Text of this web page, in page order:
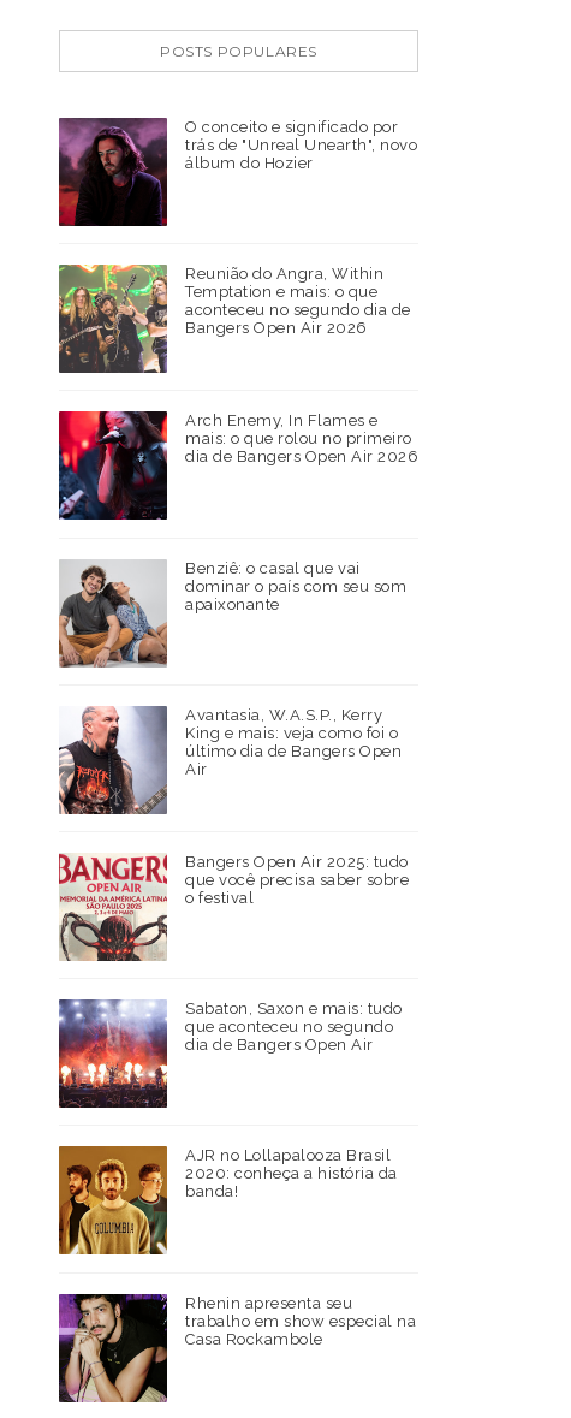
POSTS POPULARES
O conceito e significado por
trás de "Unreal Unearth", novo
álbum do Hozier
Reunião do Angra, Within
Temptation e mais: o que
aconteceu no segundo dia de
Bangers Open Air 2026
Arch Enemy, In Flames e
mais: o que rolou no primeiro
dia de Bangers Open Air 2026
Benziê: o casal que vai
dominar o país com seu som
apaixonante
Avantasia, W.A.S.P., Kerry
King e mais: veja como foi o
último dia de Bangers Open
Air
Bangers Open Air 2025: tudo
que você precisa saber sobre
o festival
Sabaton, Saxon e mais: tudo
que aconteceu no segundo
dia de Bangers Open Air
AJR no Lollapalooza Brasil
2020: conheça a história da
banda!
Rhenin apresenta seu
trabalho em show especial na
Casa Rockambole